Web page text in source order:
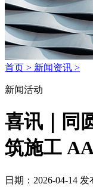
首页 > 新闻资讯 >
新闻活动
喜讯｜同
筑施工
日期：2026-04-14 发